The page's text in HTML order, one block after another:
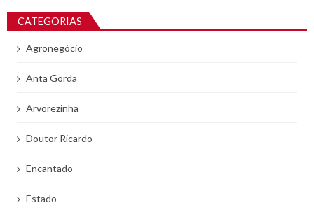
CATEGORIAS
Agronegócio
Anta Gorda
Arvorezinha
Doutor Ricardo
Encantado
Estado